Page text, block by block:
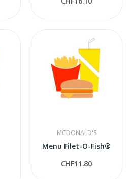
MCDONALD'S
Menu Filet-O-Fish®
CHF11.80